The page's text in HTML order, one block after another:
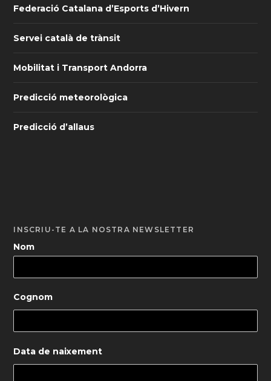
Federació Catalana d’Esports d’Hivern
Servei català de trànsit
Mobilitat i Transport Andorra
Predicció meteorològica
Predicció d’allaus
INSCRIU-TE A LA NOSTRA NEWSLETTER
Nom
Cognom
Data de naixement